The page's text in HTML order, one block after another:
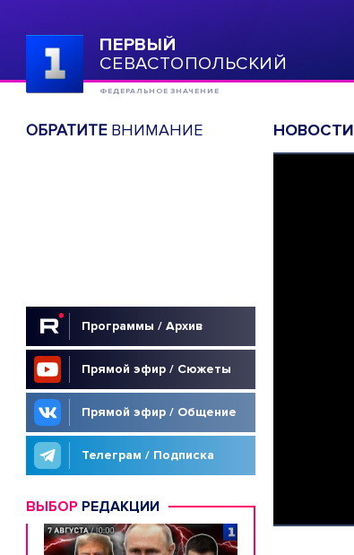
ПЕРВЫЙ
СЕВАСТОПОЛЬСКИЙ
ФЕДЕРАЛЬНОЕ ЗНАЧЕНИЕ
ОБРАТИТЕВНИМАНИЕ
Программы / Архив
Прямой эфир / Сюжеты
Прямой эфир / Общение
Телеграм / Подписка
ВЫБОР РЕДАКЦИИ
НОВОСТИ